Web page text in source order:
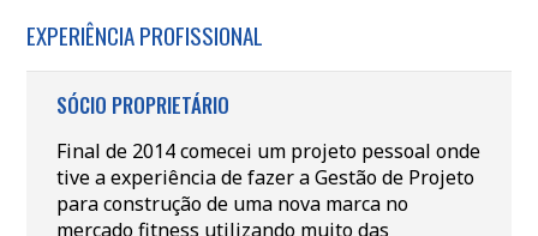
EXPERIÊNCIA PROFISSIONAL
SÓCIO PROPRIETÁRIO
Final de 2014 comecei um projeto pessoal onde
tive a experiência de fazer a Gestão de Projeto
para construção de uma nova marca no
mercado fitness utilizando muito das